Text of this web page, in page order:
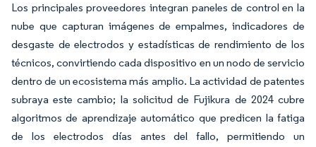
Los principales proveedores integran paneles de control en la
nube que capturan imágenes de empalmes, indicadores de
desgaste de electrodos y estadísticas de rendimiento de los
técnicos, convirtiendo cada dispositivo en un nodo de servicio
dentro de un ecosistema más amplio. La actividad de patentes
subraya este cambio; la solicitud de Fujikura de 2024 cubre
algoritmos de aprendizaje automático que predicen la fatiga
de los electrodos días antes del fallo, permitiendo un